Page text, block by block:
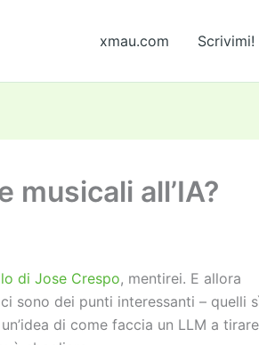
xmau.com Scrivimi!
all’IA?
di Jose Crespo, mentirei. E allora
sono dei punti interessanti – quelli
di come faccia un LLM a tirare